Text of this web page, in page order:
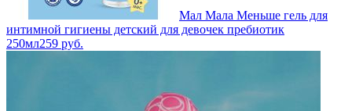
Мал Мала Меньше гель для
интимной гигиены детский для девочек пребиотик
250мл259 руб.